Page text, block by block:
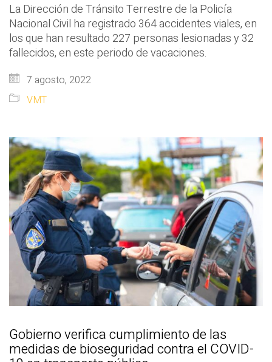
La Dirección de Tránsito Terrestre de la Policía
Nacional Civil ha registrado 364 accidentes viales, en
los que han resultado 227 personas lesionadas y 32
fallecidos, en este periodo de vacaciones.
7 agosto, 2022
VMT
Gobierno verifica cumplimiento de las
medidas de bioseguridad contra el COVID-